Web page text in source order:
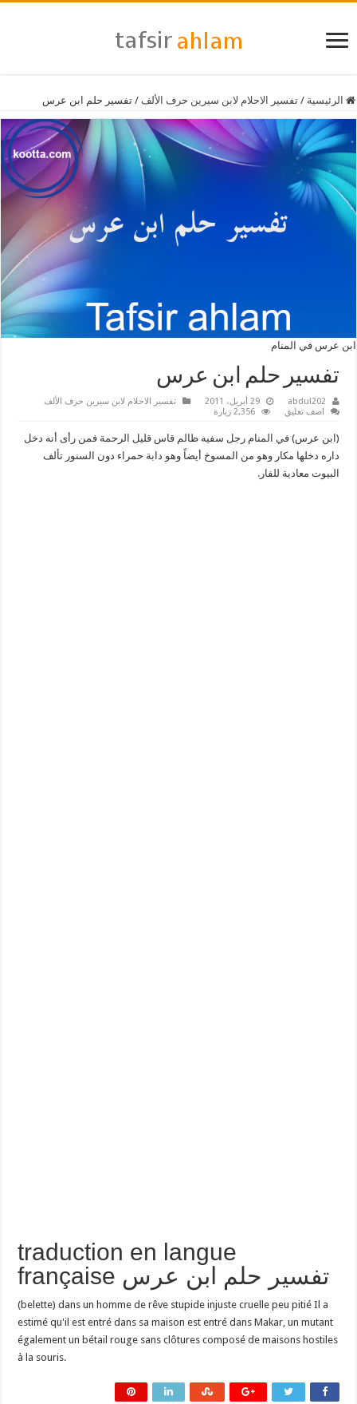
الرئيسية / تفسير الاحلام لابن سيرين حرف الألف / تفسير حلم ابن عرس
ابن عرس في المنام
تفسير حلم ابن عرس
abdul202 29 أبريل، 2011
تفسير الاحلام لابن سيرين حرف الألف
اضف تعليق
2,356 زيارة
(ابن عرس) في المنام رجل سفيه ظالم قاس قليل الرحمة فمن رأى أنه دخل
داره دخلها مكار وهو من المسوخ أيضاً وهو دابة حمراء دون السنور تألف
البيوت معادية للفار.
traduction en langue
française تفسير حلم ابن عرس
(belette) dans un homme de rêve stupide injuste cruelle peu pitié Il a
estimé qu'il est entré dans sa maison est entré dans Makar, un mutant
également un bétail rouge sans clôtures composé de maisons hostiles
à la souris.